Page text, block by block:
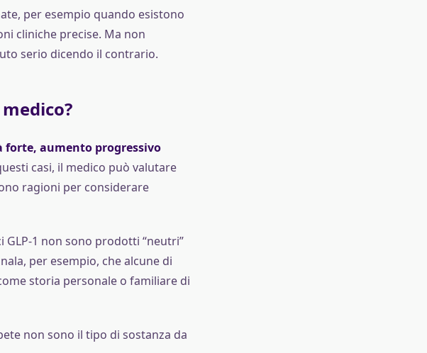
per esempio quando esistono
cliniche precise. Ma non
serio dicendo il contrario.
aumento progressivo
casi, il medico può valutare
ragioni per considerare
1 non sono prodotti “neutri”
per esempio, che alcune di
storia personale o familiare di
non sono il tipo di sostanza da